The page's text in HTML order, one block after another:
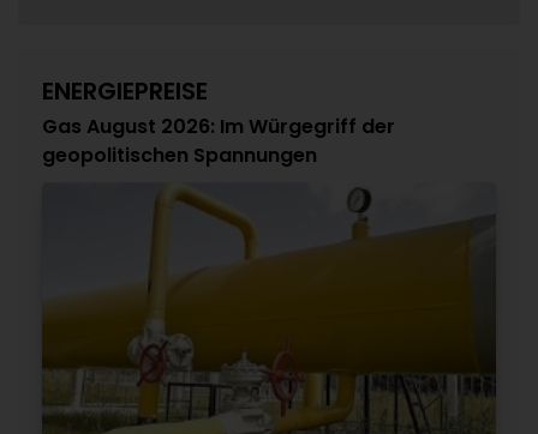
ENERGIEPREISE
Gas August 2026: Im Würgegriff der
geopolitischen Spannungen